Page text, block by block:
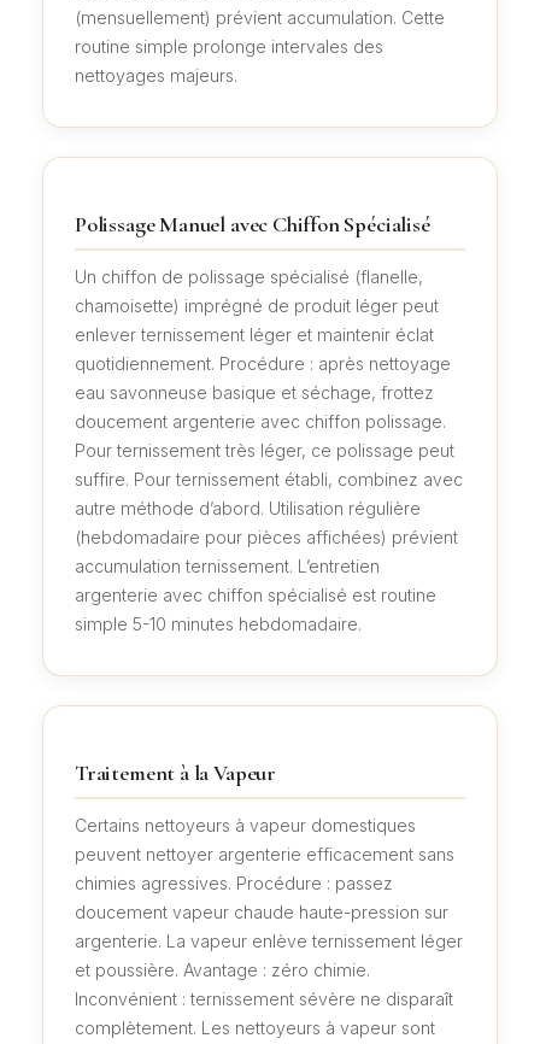
(mensuellement) prévient accumulation. Cette
routine simple prolonge intervales des
nettoyages majeurs.
Polissage Manuel avec Chiffon Spécialisé
Un chiffon de polissage spécialisé (flanelle,
chamoisette) imprégné de produit léger peut
enlever ternissement léger et maintenir éclat
quotidiennement. Procédure : après nettoyage
eau savonneuse basique et séchage, frottez
doucement argenterie avec chiffon polissage.
Pour ternissement très léger, ce polissage peut
suffire. Pour ternissement établi, combinez avec
autre méthode d’abord. Utilisation régulière
(hebdomadaire pour pièces affichées) prévient
accumulation ternissement. L’entretien
argenterie avec chiffon spécialisé est routine
simple 5-10 minutes hebdomadaire.
Traitement à la Vapeur
Certains nettoyeurs à vapeur domestiques
peuvent nettoyer argenterie efficacement sans
chimies agressives. Procédure : passez
doucement vapeur chaude haute-pression sur
argenterie. La vapeur enlève ternissement léger
et poussière. Avantage : zéro chimie.
Inconvénient : ternissement sévère ne disparaît
complètement. Les nettoyeurs à vapeur sont